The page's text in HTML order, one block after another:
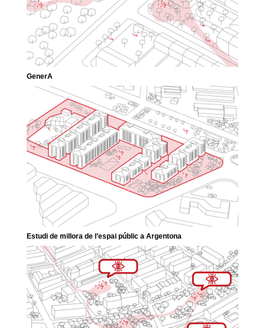
GenerA
Estudi de millora de l’espai públic a Argentona